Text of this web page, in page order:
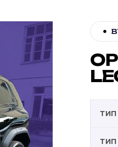
ОР
LE
ТИП
ТИП